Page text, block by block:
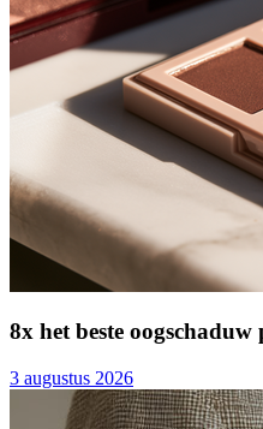
8x het beste oogschaduw
3 augustus 2026